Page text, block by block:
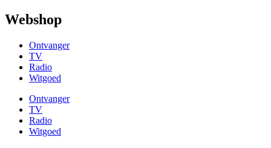
Webshop
Ontvanger
TV
Radio
Witgoed
Ontvanger
TV
Radio
Witgoed